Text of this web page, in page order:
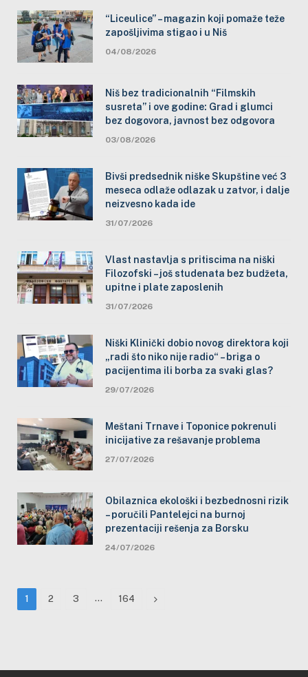
“Liceulice” – magazin koji pomaže teže
zapošljivima stigao i u Niš
04/08/2026
Niš bez tradicionalnih “Filmskih
susreta” i ove godine: Grad i glumci
bez dogovora, javnost bez odgovora
03/08/2026
Bivši predsednik niške Skupštine već 3
meseca odlaže odlazak u zatvor, i dalje
neizvesno kada ide
31/07/2026
Vlast nastavlja s pritiscima na niški
Filozofski – još studenata bez budžeta,
upitne i plate zaposlenih
31/07/2026
Niški Klinički dobio novog direktora koji
„radi što niko nije radio“ – briga o
pacijentima ili borba za svaki glas?
29/07/2026
Meštani Trnave i Toponice pokrenuli
inicijative za rešavanje problema
27/07/2026
Obilaznica ekološki i bezbednosni rizik
– poručili Pantelejci na burnoj
prezentaciji rešenja za Borsku
24/07/2026
1 2 3 … 164 Next